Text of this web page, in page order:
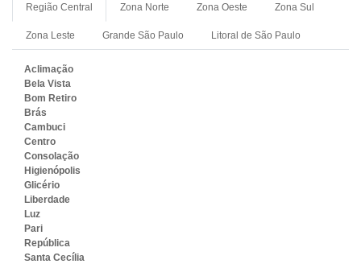
Região Central Zona Norte Zona Oeste Zona Sul
Zona Leste Grande São Paulo Litoral de São Paulo
Aclimação
Bela Vista
Bom Retiro
Brás
Cambuci
Centro
Consolação
Higienópolis
Glicério
Liberdade
Luz
Pari
República
Santa Cecília